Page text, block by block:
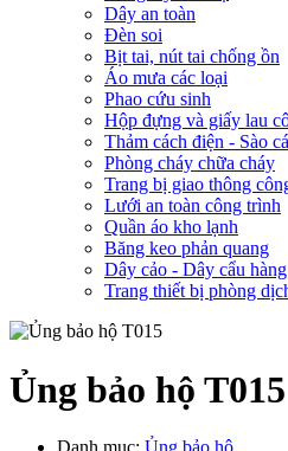
Dây an toàn
Đèn soi
Bịt tai, nút tai chống ồn
Áo mưa các loại
Phao cứu sinh
Hộp đựng và giấy lau
Thảm cách điện - Sào
Phòng cháy chữa cháy
Trang bị giao thông
Lưới an toàn công trình
Quần áo kho lạnh
Băng keo phản quang
Dây cảo - Dây cẩu hàng
Trang thiết bị phòng
Ủng bảo hộ T015